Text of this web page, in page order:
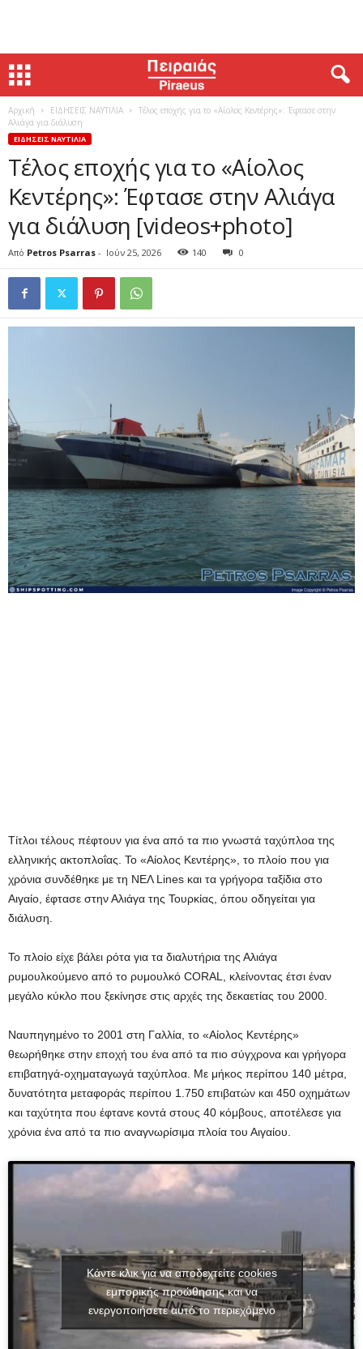
Αρχική ΕΙΔΗΣΕΙΣ ΝΑΥΤΙΛΙΑ
Τέλος εποχής για το «Αίολος Κεντέρης»: Έφτασε στην
Αλιάγα για διάλυση
ΕΙΔΗΣΕΙΣ ΝΑΥΤΙΛΙΑ
Τέλος εποχής για το «Αίολος
Κεντέρης»: Έφτασε στην Αλιάγα
για διάλυση [videos+photo]
Από Petros Psarras - Ιούν 25, 2026 140 0
Τίτλοι τέλους πέφτουν για ένα από τα πιο γνωστά ταχύπλοα της
ελληνικής ακτοπλοΐας. Το «Αίολος Κεντέρης», το πλοίο που για
χρόνια συνδέθηκε με τη ΝΕΛ Lines και τα γρήγορα ταξίδια στο
Αιγαίο, έφτασε στην Αλιάγα της Τουρκίας, όπου οδηγείται για
διάλυση.
Το πλοίο είχε βάλει ρότα για τα διαλυτήρια της Αλιάγα
ρυμουλκούμενο από το ρυμουλκό CORAL, κλείνοντας έτσι έναν
μεγάλο κύκλο που ξεκίνησε στις αρχές της δεκαετίας του 2000.
Ναυπηγημένο το 2001 στη Γαλλία, το «Αίολος Κεντέρης»
θεωρήθηκε στην εποχή του ένα από τα πιο σύγχρονα και γρήγορα
επιβατηγά-οχηματαγωγά ταχύπλοα. Με μήκος περίπου 140 μέτρα,
δυνατότητα μεταφοράς περίπου 1.750 επιβατών και 450 οχημάτων
και ταχύτητα που έφτανε κοντά στους 40 κόμβους, αποτέλεσε για
χρόνια ένα από τα πιο αναγνωρίσιμα πλοία του Αιγαίου.
Κάντε κλικ για να αποδεχτείτε cookies
εμπορικής προώθησης και να
ενεργοποιήσετε αυτό το περιεχόμενο